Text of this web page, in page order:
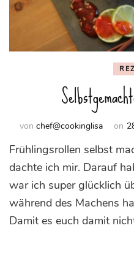
von chef@cookinglisa on
Frühlingsrollen selbst
dachte ich mir. Darauf
war ich super glücklich
während des Machens
Damit es euch damit